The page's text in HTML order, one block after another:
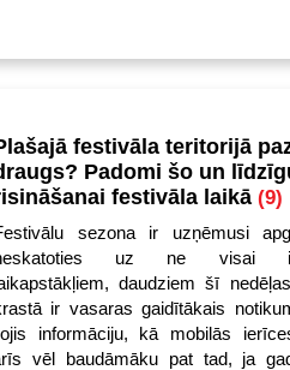
festivāla teritorijā
Padomi šo un
festivāla laikā (9)
sezona ir uzņēmusi
uz ne visai
daudziem šī
ir vasaras gaidītākais
informāciju, kā mobilās
vēl baudāmāku pat tad, ja